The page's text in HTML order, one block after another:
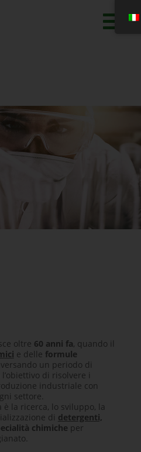
oltre 60 anni fa, quando il
e delle formule
un periodo di
di risolvere i
industriale con
settore.
la ricerca, lo sviluppo, la
di detergenti,
chimiche per